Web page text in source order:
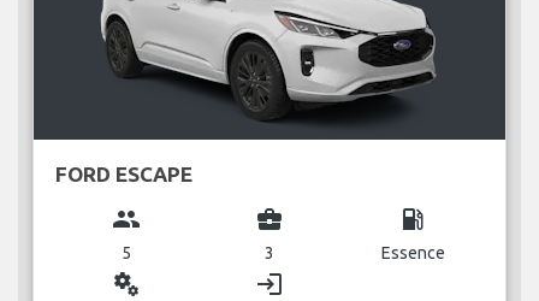
FORD ESCAPE
group
5
business_center
3
local_gas_station
Essence
miscellaneous_services login